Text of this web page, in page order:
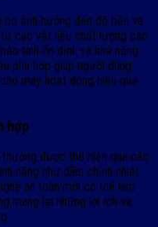
ảnh hưởng đến độ bền và
các vật liệu chất lượng cao
tính ổn định và khả năng
phù hợp giúp người dùng
máy hoạt động hiệu quả
hợp
được thể hiện qua các
năng như điều chỉnh nhiệt
an toàn mới có thể làm
mang lại những lợi ích và